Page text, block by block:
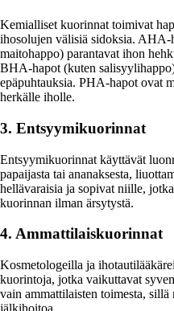
Kemialliset kuorinnat toimivat
ihosolujen välisiä sidoksia.
maitohappo) parantavat ihon
BHA-hapot (kuten
epäpuhtauksia. PHA-hapot ovat
herkälle iholle.
3. Entsyymikuorinnat
Entsyymikuorinnat käyttävät
papaijasta tai ananaksesta,
hellävaraisia ja sopivat niille,
kuorinnan ilman ärsytystä.
4. Ammattilaiskuorinnat
Kosmetologeilla ja
kuorintoja, jotka vaikuttavat
vain ammattilaisten toimesta,
jälkihoitoa.